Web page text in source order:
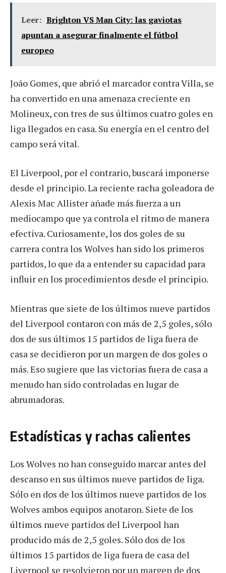
Leer: Brighton VS Man City: las gaviotas
apuntan a asegurar finalmente el fútbol
europeo
João Gomes, que abrió el marcador contra Villa, se
ha convertido en una amenaza creciente en
Molineux, con tres de sus últimos cuatro goles en
liga llegados en casa. Su energía en el centro del
campo será vital.
El Liverpool, por el contrario, buscará imponerse
desde el principio. La reciente racha goleadora de
Alexis Mac Allister añade más fuerza a un
mediocampo que ya controla el ritmo de manera
efectiva. Curiosamente, los dos goles de su
carrera contra los Wolves han sido los primeros
partidos, lo que da a entender su capacidad para
influir en los procedimientos desde el principio.
Mientras que siete de los últimos nueve partidos
del Liverpool contaron con más de 2,5 goles, sólo
dos de sus últimos 15 partidos de liga fuera de
casa se decidieron por un margen de dos goles o
más. Eso sugiere que las victorias fuera de casa a
menudo han sido controladas en lugar de
abrumadoras.
Estadísticas y rachas calientes
Los Wolves no han conseguido marcar antes del
descanso en sus últimos nueve partidos de liga.
Sólo en dos de los últimos nueve partidos de los
Wolves ambos equipos anotaron. Siete de los
últimos nueve partidos del Liverpool han
producido más de 2,5 goles. Sólo dos de los
últimos 15 partidos de liga fuera de casa del
Liverpool se resolvieron por un margen de dos